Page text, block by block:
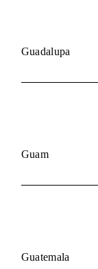
Guadalupa
Guam
Guatemala